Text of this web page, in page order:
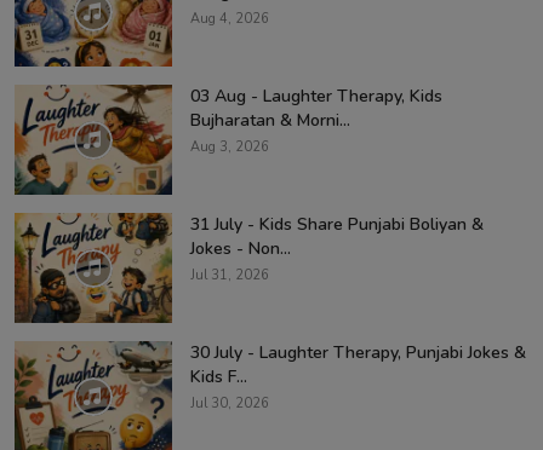
Aug 4, 2026
03 Aug - Laughter Therapy, Kids
Bujharatan & Morni...
Aug 3, 2026
31 July - Kids Share Punjabi Boliyan &
Jokes - Non...
Jul 31, 2026
30 July - Laughter Therapy, Punjabi Jokes &
Kids F...
Jul 30, 2026